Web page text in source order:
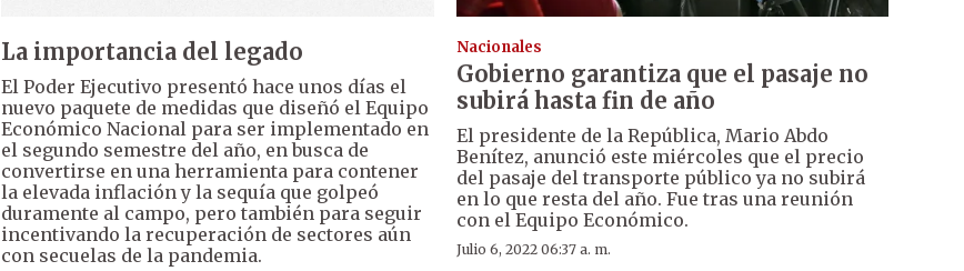
La importancia del legado
El Poder Ejecutivo presentó hace unos días el
nuevo paquete de medidas que diseñó el Equipo
Económico Nacional para ser implementado en
el segundo semestre del año, en busca de
convertirse en una herramienta para contener
la elevada inflación y la sequía que golpeó
duramente al campo, pero también para seguir
incentivando la recuperación de sectores aún
con secuelas de la pandemia.
Nacionales
Gobierno garantiza que el pasaje no
subirá hasta fin de año
El presidente de la República, Mario Abdo
Benítez, anunció este miércoles que el precio
del pasaje del transporte público ya no subirá
en lo que resta del año. Fue tras una reunión
con el Equipo Económico.
Julio 6, 2022 06:37 a. m.